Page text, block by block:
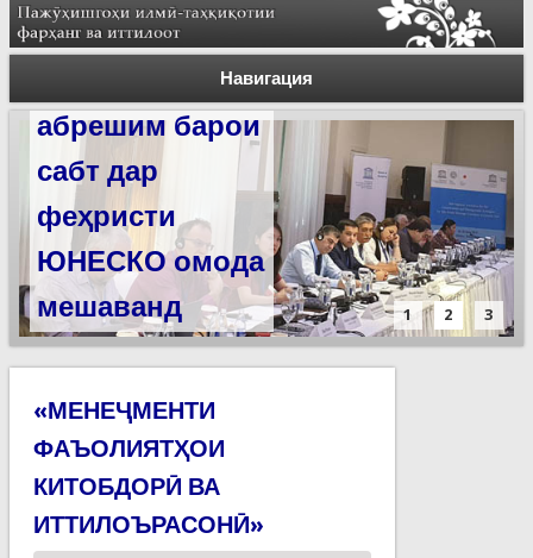
Навигация
Силсилаи
ёдгориҳои роҳи
абрешим барои
сабт дар
феҳристи
ЮНЕСКО омода
мешаванд
1 2 3
«МЕНЕҶМЕНТИ
ФАЪОЛИЯТҲОИ
КИТОБДОРӢ ВА
ИТТИЛОЪРАСОНӢ»